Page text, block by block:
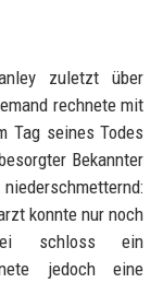
zuletzt über
rechnete mit
Tag seines Todes
Bekannter
konnte nur noch
schloss ein
jedoch eine